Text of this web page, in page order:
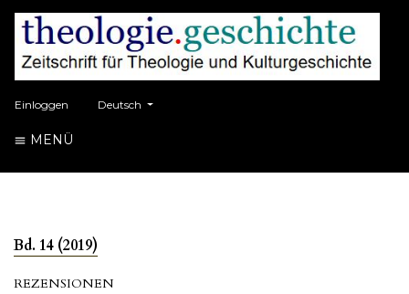
Einloggen ##plugins.themes.healthSciences.language.toggle##
Deutsch
MENÜ
Bd. 14 (2019)
REZENSIONEN